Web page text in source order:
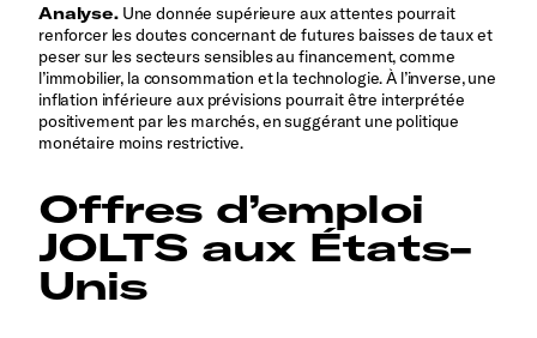
Analyse.Une donnée supérieure aux attentes pourrait
renforcer les doutes concernant de futures baisses de taux et
peser sur les secteurs sensibles au financement, comme
l’immobilier, la consommation et la technologie. À l’inverse, une
inflation inférieure aux prévisions pourrait être interprétée
positivement par les marchés, en suggérant une politique
monétaire moins restrictive.
Offres d’emploi
JOLTS aux États-
Unis